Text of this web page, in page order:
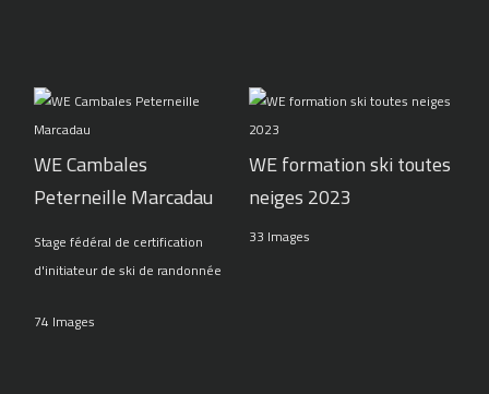
WE Cambales
Peterneille Marcadau
Stage fédéral de certification
d'initiateur de ski de randonnée
74 Images
WE formation ski toutes
neiges 2023
33 Images